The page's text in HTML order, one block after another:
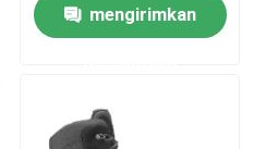
mengirimkan